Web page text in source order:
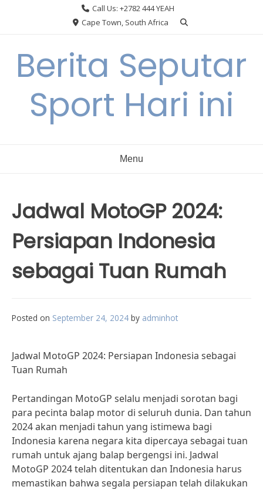
Call Us: +2782 444 YEAH
Cape Town, South Africa
Berita Seputar
Sport Hari ini
Menu
Jadwal MotoGP 2024:
Persiapan Indonesia
sebagai Tuan Rumah
Posted on September 24, 2024 by adminhot
Jadwal MotoGP 2024: Persiapan Indonesia sebagai
Tuan Rumah
Pertandingan MotoGP selalu menjadi sorotan bagi
para pecinta balap motor di seluruh dunia. Dan tahun
2024 akan menjadi tahun yang istimewa bagi
Indonesia karena negara kita dipercaya sebagai tuan
rumah untuk ajang balap bergengsi ini. Jadwal
MotoGP 2024 telah ditentukan dan Indonesia harus
memastikan bahwa segala persiapan telah dilakukan